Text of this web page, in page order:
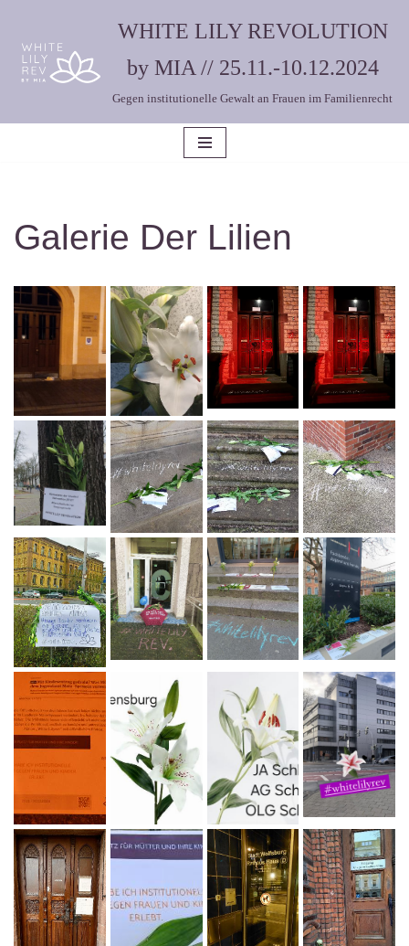
Zum
Inhalt
WHITE LILY REVOLUTION
by MIA // 25.11.-10.12.2024
Gegen institutionelle Gewalt an Frauen im Familienrecht
Galerie Der Lilien